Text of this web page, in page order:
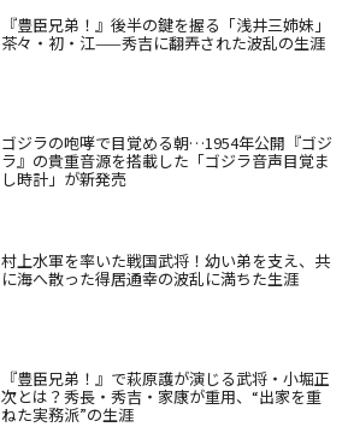
『豊臣兄弟！』後半の鍵を握る「浅井三姉妹」
茶々・初・江——秀吉に翻弄された波乱の生涯
ゴジラの咆哮で目覚める朝…1954年公開『ゴジ
ラ』の貴重音源を搭載した「ゴジラ音声目覚ま
し時計」が新発売
村上水軍を率いた戦国武将！幼い弟を支え、共
に海へ散った得居通幸の波乱に満ちた生涯
『豊臣兄弟！』で萩原護が演じる武将・小堀正
次とは？秀長・秀吉・家康が重用、“出家を重
ねた実務派”の生涯